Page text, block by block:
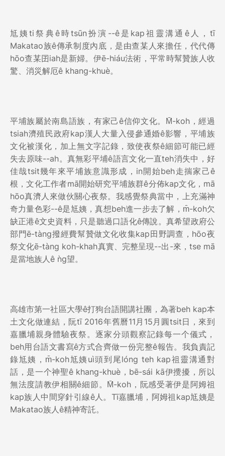
尪姨ti祭典ê時tsūn扮演--ê是kap祖靈溝通ê人，tī
Makatao族ê傳承制度內底，是由查某人來擔任，代代傳
hōo查某囝iah是新婦。伊ē-hiáu法術，平常時幫贊族人收
驚、消災解厄ê khang-khuè。
平埔族屬於南島語族，有家己ê信仰文化。M̄-koh，經過
tsiah濟殖民政府kap漢人大量入侵參通婚ê影響，平埔族
文化被漢化，加上無文字記錄，致使夜祭ê細節可能已經
失去原味--ah。真無彩平埔ê語言文化一直teh消失中，好
佳哉tsit幾年來平埔族意識形成，in開始beh走揣家己ê
根，文化工作者mā開始研究平埔族群ê分佈kap文化，mā
hōo真濟人來做伙關心夜祭。我感覺祭典當中，上充滿神
奇力量色彩--ê是尪姨，真想beh進一步去了解，m̄-koh欠
缺正港ê文史資料，只是聽過口語化ê傳說。真希望政府公
部門ē-tàng撥經費幫贊做文化收集kap田野調查，hōo夜
祭文化ē-tàng koh-khah真實、完整呈現--出-來，tse mā
是當地族人ê ǹg望。
高雄市第一社區大學ê打狗台語開講社團，為著beh kap本
土文化做連結，阮tī 2016年舊曆11月15月圓tsit日，來到
嘉臘埔親身體驗夜祭。逐家分頭觀察記錄每一个儀式，
beh用台語文書寫ê方式合齊做一份完整ê報告。我負責記
錄尪姨，m̄-koh尪姨uì頭到尾lóng teh kap祖靈溝通對
話，是一个神聖ê khang-khuè，bē-sái kā伊攪擾，所以
無法度請教伊相關ê細節。M̄-koh，阮感受著伊是阿姆祖
kap族人中間穿針引線ê人。Tī嘉臘埔，阿姆祖kap尪姨是
Makatao族人ê精神寄託。